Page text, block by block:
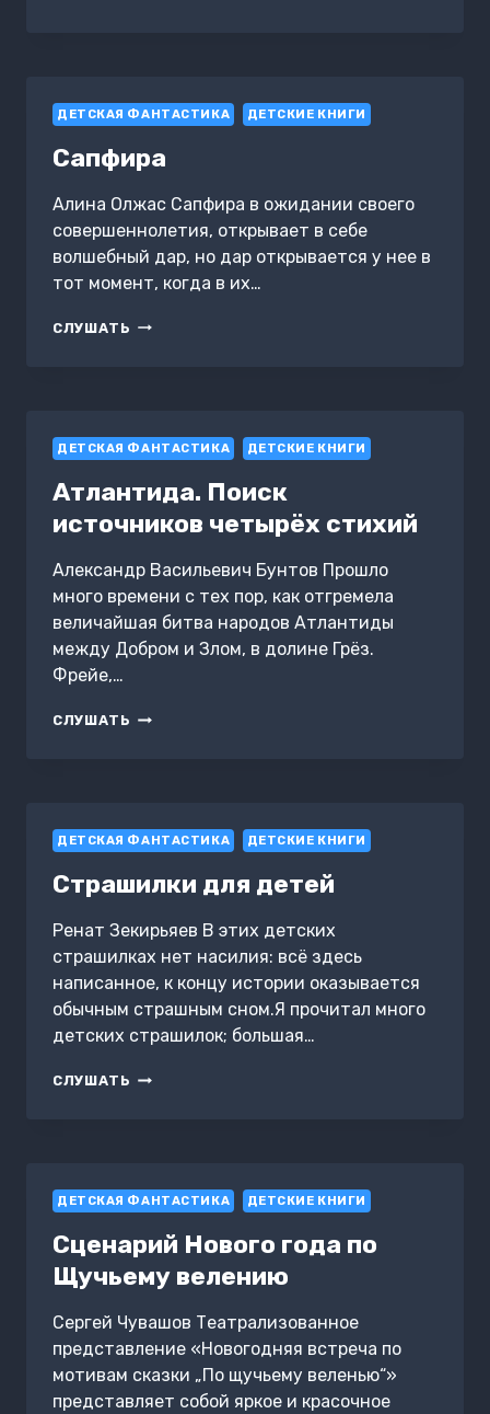
ДЕТСКАЯ ФАНТАСТИКА ДЕТСКИЕ КНИГИ
Сапфира
Алина Олжас Сапфира в ожидании своего
совершеннолетия, открывает в себе
волшебный дар, но дар открывается у нее в
тот момент, когда в их…
СЛУШАТЬ САПФИРА
ДЕТСКАЯ ФАНТАСТИКА ДЕТСКИЕ КНИГИ
Атлантида. Поиск
источников четырёх стихий
Александр Васильевич Бунтов Прошло
много времени с тех пор, как отгремела
величайшая битва народов Атлантиды
между Добром и Злом, в долине Грёз.
Фрейе,…
СЛУШАТЬ АТЛАНТИДА.
ДЕТСКАЯ ФАНТАСТИКА ДЕТСКИЕ КНИГИ
Страшилки для детей
Ренат Зекирьяев В этих детских
страшилках нет насилия: всё здесь
написанное, к концу истории оказывается
обычным страшным сном.Я прочитал много
детских страшилок; большая…
СЛУШАТЬ СТРАШИЛКИ
ДЕТСКАЯ ФАНТАСТИКА ДЕТСКИЕ КНИГИ
Сценарий Нового года по
Щучьему велению
Сергей Чувашов Театрализованное
представление «Новогодняя встреча по
мотивам сказки „По щучьему веленью“»
представляет собой яркое и красочное